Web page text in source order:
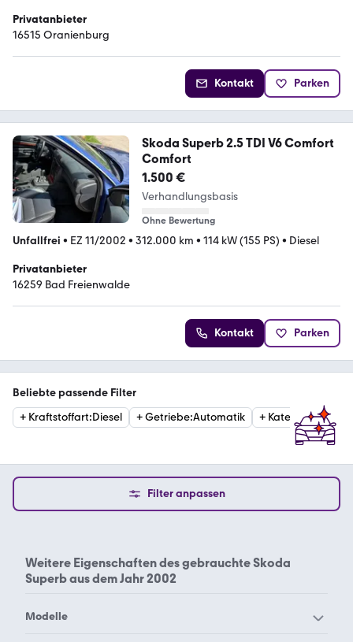
Privatanbieter
16515 Oranienburg
Kontakt Parken
Skoda Superb 2.5 TDI V6 Comfort
Comfort
1.500 €
Verhandlungsbasis
Ohne Bewertung
Unfallfrei • EZ 11/2002 • 312.000 km • 114 kW (155 PS) • Diesel
Privatanbieter
16259 Bad Freienwalde
Kontakt Parken
Beliebte passende Filter
+ Kraftstoffart:Diesel +Getriebe:Automatik + Kategorie:
Filter anpassen
Weitere Eigenschaften desgebrauchte Skoda
Superb aus dem Jahr 2002
Modelle